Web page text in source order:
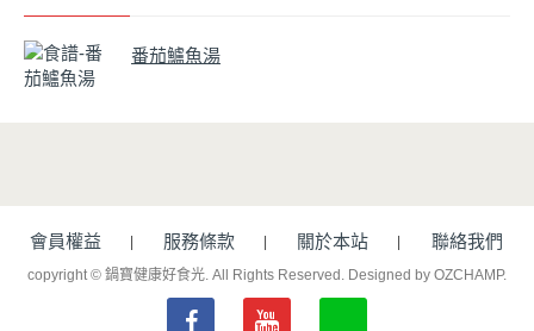
番茄鱸魚湯
會員權益 服務條款 關於本站 聯絡我們
copyright © 鍋寶健康好食光. All Rights Reserved. Designed by OZCHAMP.